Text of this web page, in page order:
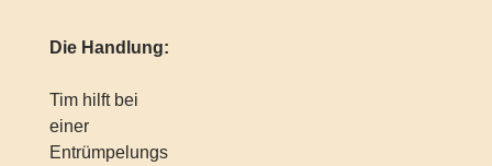
Die Handlung:
Tim hilft bei
einer
Entrümpelungs